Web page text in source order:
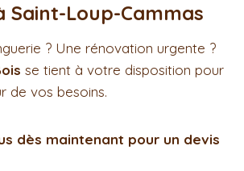
Saint-Loup-Cammas
? Une rénovation urgente ?
se tient à votre disposition pour
de vos besoins.
dès maintenant pour un devis